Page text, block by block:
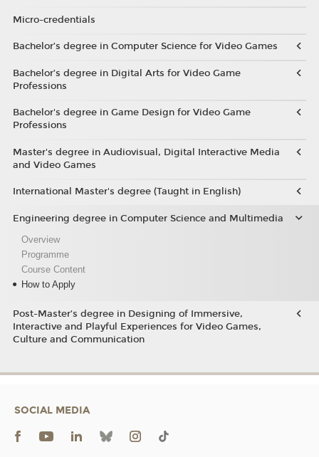
Micro-credentials
Bachelor’s degree in Computer Science for Video Games
Bachelor’s degree in Digital Arts for Video Game
Professions
Bachelor's degree in Game Design for Video Game
Professions
Master's degree in Audiovisual, Digital Interactive Media
and Video Games
International Master's degree (Taught in English)
Engineering degree in Computer Science and Multimedia
Overview
Programme
Course Content
How to Apply
Post-Master’s degree in Designing of Immersive,
Interactive and Playful Experiences for Video Games,
Culture and Communication
SOCIAL MEDIA